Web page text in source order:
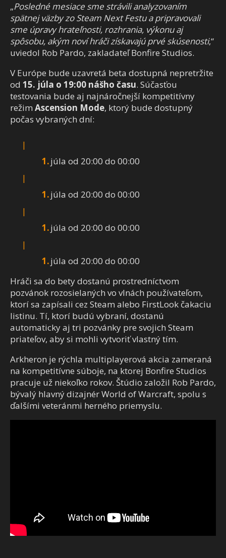
„Posledné mesiace sme strávili analyzovaním
spätnej väzby zo Steam Next Festu a pripravovali
sme úpravy hrateľnosti, rozhrania, výkonu aj
spôsobu, akým noví hráči získavajú prvé skúsenosti,“
uviedol Rob Pardo, zakladateľ Bonfire Studios.
V Európe bude uzavretá beta dostupná nepretržite
od 15. júla o 19:00 nášho času. Súčasťou
testovania bude aj najnáročnejší kompetitívny
režim Ascension Mode, ktorý bude dostupný
počas vybraných dní:
júla od 20:00 do 00:00
júla od 20:00 do 00:00
júla od 20:00 do 00:00
júla od 20:00 do 00:00
Hráči sa do bety dostanú prostredníctvom
pozvánok rozosielaných vo vlnách používateľom,
ktorí sa zapísali cez Steam alebo FirstLook čakaciu
listinu. Tí, ktorí budú vybraní, dostanú
automaticky aj tri pozvánky pre svojich Steam
priateľov, aby si mohli vytvoriť vlastný tím.
Arkheron je rýchla multiplayerová akcia zameraná
na kompetitívne súboje, na ktorej Bonfire Studios
pracuje už niekoľko rokov. Štúdio založil Rob Pardo,
bývalý hlavný dizajnérWorld of Warcraft, spolu s
ďalšími veteránmi herného priemyslu.